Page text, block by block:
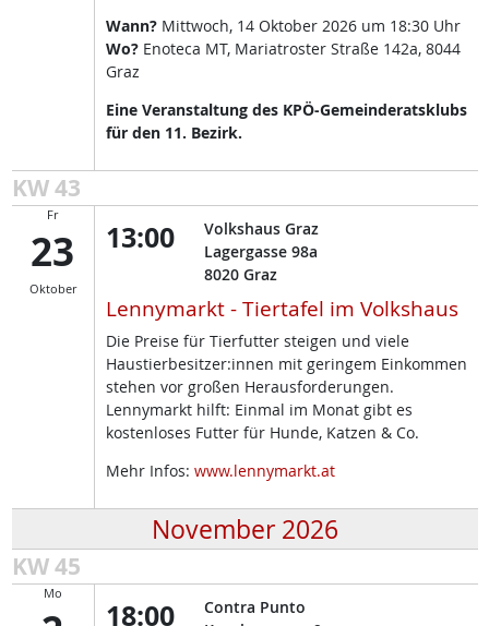
Wann? Mittwoch, 14 Oktober 2026 um 18:30 Uhr
Wo? Enoteca MT, Mariatroster Straße 142a, 8044
Graz
Eine Veranstaltung des KPÖ-Gemeinderatsklubs
für den 11. Bezirk.
KW 43
Fr
23
Oktober
13:00
Volkshaus Graz
Lagergasse 98a
8020 Graz
Lennymarkt - Tiertafel im Volkshaus
Die Preise für Tierfutter steigen und viele
Haustierbesitzer:innen mit geringem Einkommen
stehen vor großen Herausforderungen.
Lennymarkt hilft: Einmal im Monat gibt es
kostenloses Futter für Hunde, Katzen & Co.
Mehr Infos: www.lennymarkt.at
November 2026
KW 45
Mo
18:00
Contra Punto